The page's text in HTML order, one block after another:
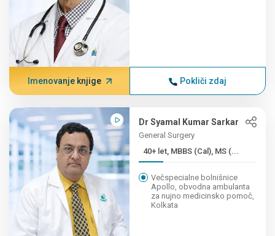
Imenovanje knjige Pokliči zdaj
Dr Syamal Kumar Sarkar
General Surgery
40+ let, MBBS (Cal), MS (...
Večspecialne bolnišnice
Apollo, obvodna ambulanta
za nujno medicinsko pomoč,
Kolkata